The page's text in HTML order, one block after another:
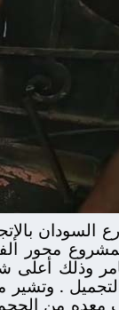
محور
وذلك أعلى
والتجميل .